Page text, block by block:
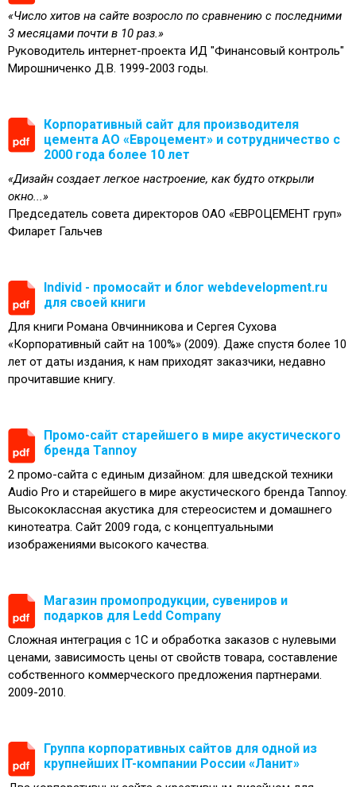
«Число хитов на сайте возросло по сравнению с последними
3 месяцами почти в 10 раз.»
Руководитель интернет-проекта ИД "Финансовый контроль"
Мирошниченко Д.В. 1999-2003 годы.
Корпоративный сайт для производителя
цемента АО «Евроцемент» и сотрудничество с
2000 года более 10 лет
«Дизайн создает легкое настроение, как будто открыли
окно...»
Председатель совета директоров ОАО «ЕВРОЦЕМЕНТ груп»
Филарет Гальчев
Individ - промосайт и блог webdevelopment.ru
для своей книги
Для книги Романа Овчинникова и Сергея Сухова
«Корпоративный сайт на 100%» (2009). Даже спустя более 10
лет от даты издания, к нам приходят заказчики, недавно
прочитавшие книгу.
Промо-сайт старейшего в мире акустического
бренда Tannoy
2 промо-сайта с единым дизайном: для шведской техники
Audio Pro и старейшего в мире акустического бренда Tannoy.
Высококлассная акустика для стереосистем и домашнего
кинотеатра. Сайт 2009 года, с концептуальными
изображениями высокого качества.
Магазин промопродукции, сувениров и
подарков для Ledd Company
Сложная интеграция с 1С и обработка заказов с нулевыми
ценами, зависимость цены от свойств товара, составление
собственного коммерческого предложения партнерами.
2009-2010.
Группа корпоративных сайтов для одной из
крупнейших IT-компании России «Ланит»